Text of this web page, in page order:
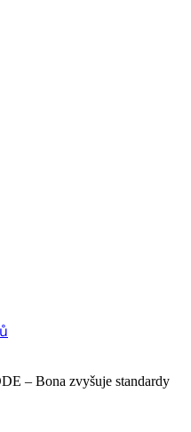
– Bona zvyšuje standardy